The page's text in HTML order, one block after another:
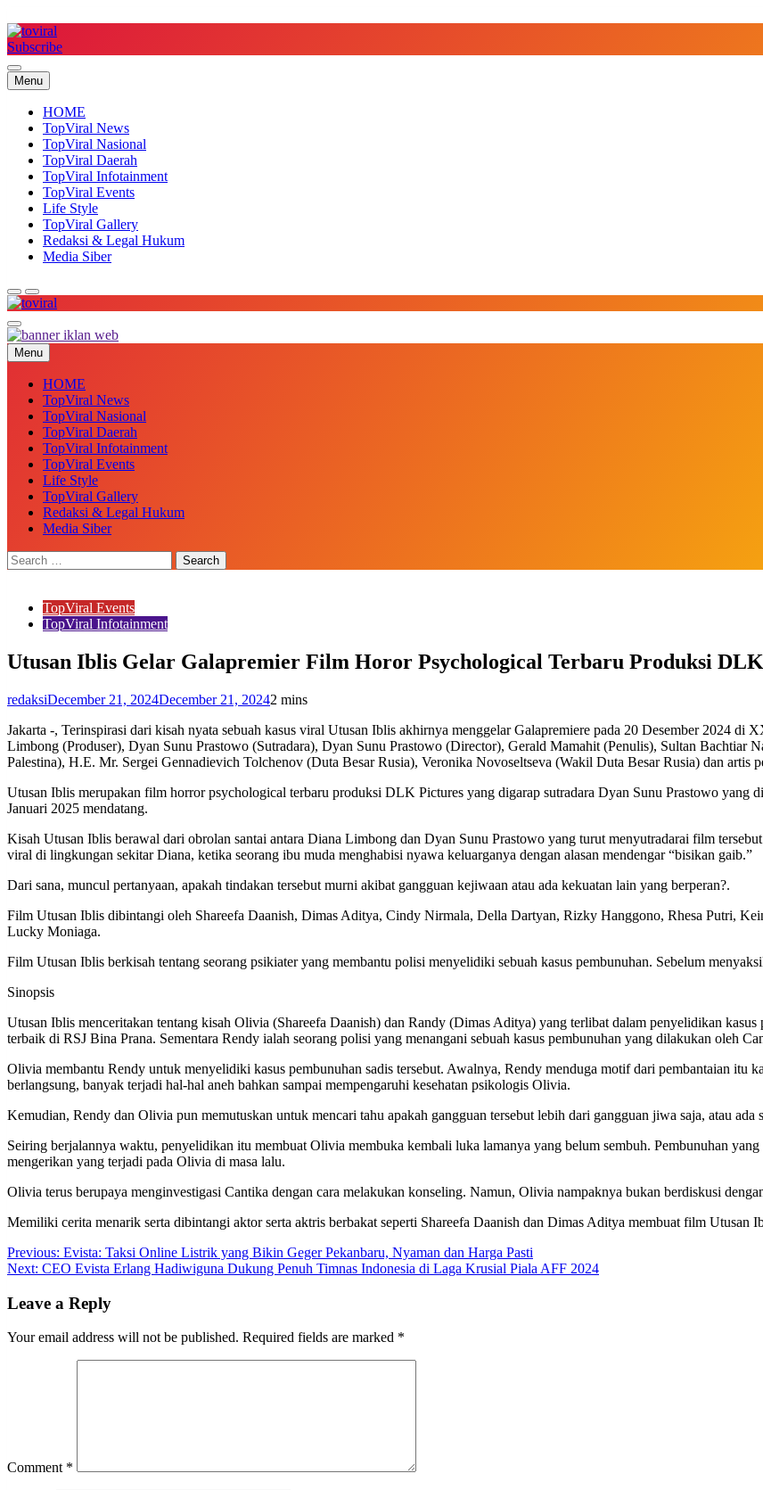
to
content
Subscribe
Menu
HOME
TopViral News
TopViral Nasional
TopViral Daerah
TopViral Infotainment
TopViral Events
Life Style
TopViral Gallery
Redaksi & Legal Hukum
Media Siber
Top Viral
Menu
HOME
TopViral News
TopViral Nasional
TopViral Daerah
TopViral Infotainment
TopViral Events
Life Style
TopViral Gallery
Redaksi & Legal Hukum
Media Siber
TopViral Events
TopViral Infotainment
Utusan Iblis Gelar Galapremier Film Horor Psychological Terbaru Produksi
redaksiDecember 21, 2024December 21, 20242 mins
Jakarta -, Terinspirasi dari kisah nyata sebuah kasus viral Utusan Iblis akhirnya menggelar Galapremiere pada 20 Desember 2024
Limbong (Produser), Dyan Sunu Prastowo (Sutradara), Dyan Sunu Prastowo (Director), Gerald Mamahit (Penulis), Sultan
Palestina), H.E. Mr. Sergei Gennadievich Tolchenov (Duta Besar Rusia), Veronika Novoseltseva (Wakil Duta Besar Rusia) dan artis
Utusan Iblis merupakan film horror psychological terbaru produksi DLK Pictures yang digarap sutradara Dyan Sunu Prastowo
Januari 2025 mendatang.
Kisah Utusan Iblis berawal dari obrolan santai antara Diana Limbong dan Dyan Sunu Prastowo yang turut menyutradarai film
viral di lingkungan sekitar Diana, ketika seorang ibu muda menghabisi nyawa keluarganya dengan alasan mendengar “bisikan gaib.”
Dari sana, muncul pertanyaan, apakah tindakan tersebut murni akibat gangguan kejiwaan atau ada kekuatan lain yang berperan?.
Film Utusan Iblis dibintangi oleh Shareefa Daanish, Dimas Aditya, Cindy Nirmala, Della Dartyan, Rizky Hanggono, Rhesa Putri,
Lucky Moniaga.
Film Utusan Iblis berkisah tentang seorang psikiater yang membantu polisi menyelidiki sebuah kasus pembunuhan. Sebelum
Sinopsis
Utusan Iblis menceritakan tentang kisah Olivia (Shareefa Daanish) dan Randy (Dimas Aditya) yang terlibat dalam penyelidikan
terbaik di RSJ Bina Prana. Sementara Rendy ialah seorang polisi yang menangani sebuah kasus pembunuhan yang dilakukan oleh
Olivia membantu Rendy untuk menyelidiki kasus pembunuhan sadis tersebut. Awalnya, Rendy menduga motif dari pembantaian itu
berlangsung, banyak terjadi hal-hal aneh bahkan sampai mempengaruhi kesehatan psikologis Olivia.
Kemudian, Rendy dan Olivia pun memutuskan untuk mencari tahu apakah gangguan tersebut lebih dari gangguan jiwa saja, atau
Seiring berjalannya waktu, penyelidikan itu membuat Olivia membuka kembali luka lamanya yang belum sembuh. Pembunuhan
mengerikan yang terjadi pada Olivia di masa lalu.
Olivia terus berupaya menginvestigasi Cantika dengan cara melakukan konseling. Namun, Olivia nampaknya bukan berdiskusi
Memiliki cerita menarik serta dibintangi aktor serta aktris berbakat seperti Shareefa Daanish dan Dimas Aditya membuat film Utusan
Post
navigation
Previous: Evista: Taksi Online Listrik yang Bikin Geger Pekanbaru, Nyaman dan Harga Pasti
Next: CEO Evista Erlang Hadiwiguna Dukung Penuh Timnas Indonesia di Laga Krusial Piala AFF 2024
Leave a Reply
Your email address will not be published. Required fields are marked *
Comment *